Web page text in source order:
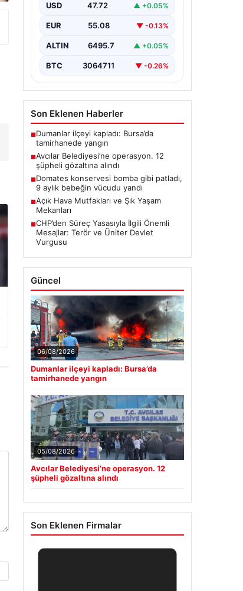
USD 47.72 ▲ +0.05%
EUR 55.08 ▼ -0.13%
ALTIN 6495.7 ▲ +0.05%
BTC 3064711 ▼ -0.26%
Son Eklenen Haberler
■Dumanlar ilçeyi kapladı: Bursa’da
tamirhanede yangın
■Avcılar Belediyesi’ne operasyon. 12
şüpheli gözaltına alındı
■Domates konservesi bomba gibi patladı,
9 aylık bebeğin vücudu yandı
■Açık Hava Mutfakları ve Şık Yaşam
Mekanları
■CHP’den Süreç Yasasıyla İlgili Önemli
Mesajlar: Terör ve Üniter Devlet
Vurgusu
Güncel
06/08/2026
Dumanlar ilçeyi kapladı: Bursa’da
tamirhanede yangın
05/08/2026
Avcılar Belediyesi’ne operasyon. 12
şüpheli gözaltına alındı
Son Eklenen Firmalar